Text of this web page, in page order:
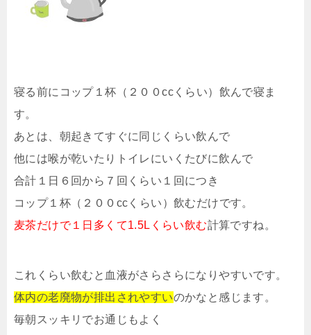
寝る前にコップ１杯（２００ccくらい）飲んで寝ま
す。
あとは、朝起きてすぐに同じくらい飲んで
他には喉が乾いたりトイレにいくたびに飲んで
合計１日６回から７回くらい１回につき
コップ１杯（２００ccくらい）飲むだけです。
麦茶だけで１日多くて1.5Lくらい飲む計算ですね。
これくらい飲むと血液がさらさらになりやすいです。
体内の老廃物が排出されやすいのかなと感じます。
毎朝スッキリでお通じもよく